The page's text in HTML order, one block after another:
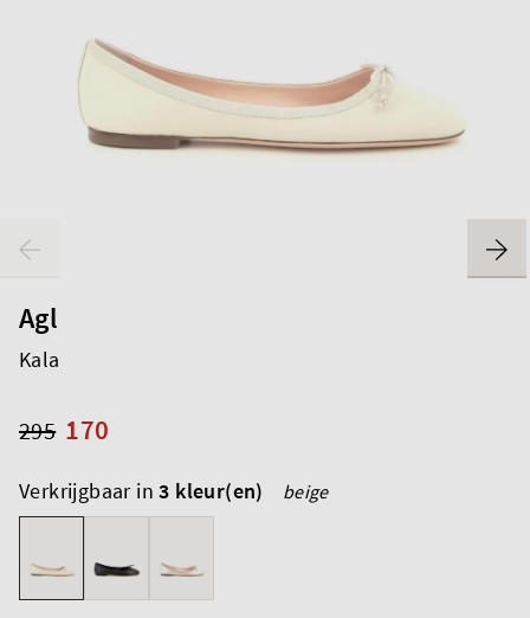
Agl
Kala
170
295
Verkrijgbaar in3 kleur(en) beige